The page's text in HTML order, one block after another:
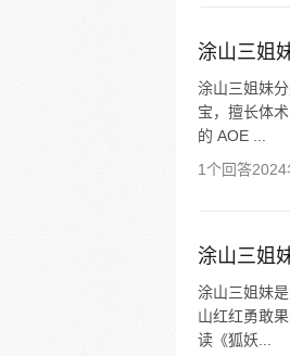
涂山三姐
涂山三姐妹
宝，擅长体
的 AOE ...
1个回答
涂山三姐
涂山三姐妹
山红红勇敢
读《狐妖...